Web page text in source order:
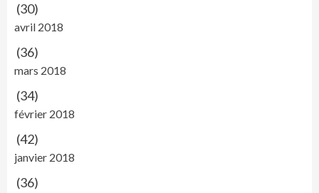
(30)
avril 2018
(36)
mars 2018
(34)
février 2018
(42)
janvier 2018
(36)